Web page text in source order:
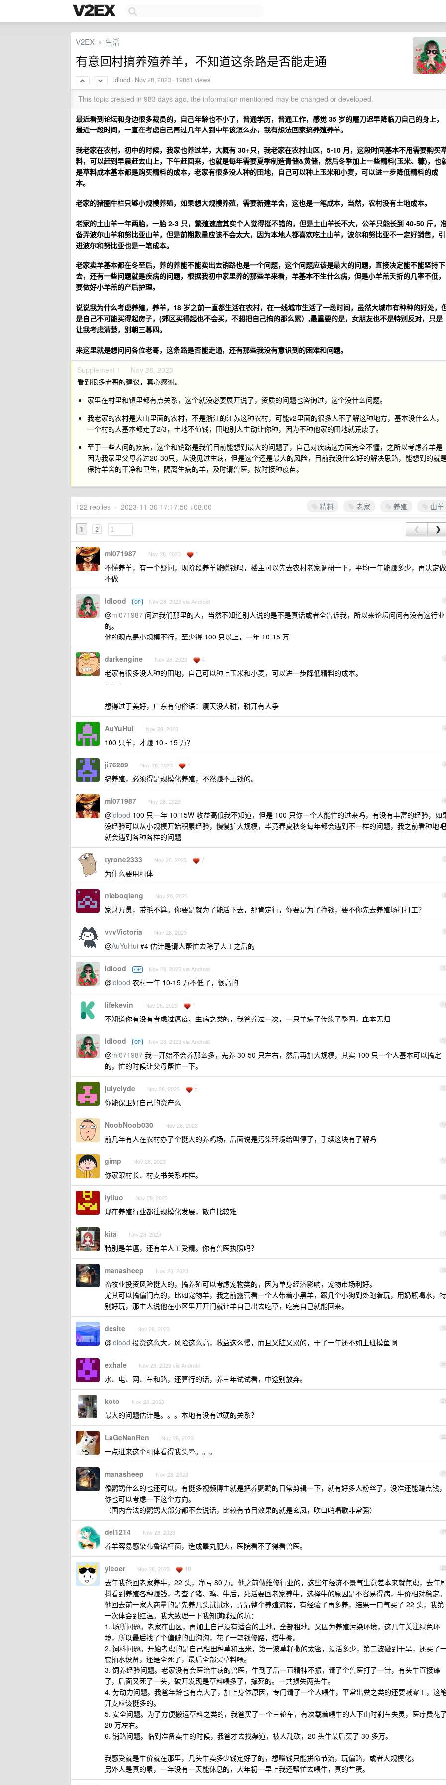
V2EX › 生活
有意回村搞养殖养羊，不知道这条路是否能走通
ldlood · Nov 28, 2023 · 19861 views
This topic created in 983 days ago, the information mentioned may be changed or developed.
最近看到论坛和身边很多裁员的，自己年龄也不小了，普通学历，普通工作，感觉 35 岁的屠刀迟早降临刀自己的身上，
最近一段时间，一直在考虑自己再过几年人到中年该怎么办，我有想法回家搞养殖养羊。
我老家在农村，初中的时候，我家也养过羊，大概有 30+只，我老家在农村山区，5-10 月，这段时间基本不用需要购买
料，可以赶到早晨赶去山上，下午赶回来，也就是每年需要夏季制造青储&黄储，然后冬季加上一些精料(玉米、糠)，也
是草料成本基本都是购买精料的成本，老家有很多没人种的田地，自己可以种上玉米和小麦，可以进一步降低精料的成
本。
老家的猪圈牛栏只够小规模养殖，如果想大规模养殖，需要新建羊舍，这也是一笔成本，当然，农村没有土地成本。
老家的土山羊一年两胎，一胎 2-3 只，繁殖速度其实个人觉得挺不错的，但是土山羊长不大，公羊只能长到 40-50 斤，
备弄波尔山羊和努比亚山羊，但是前期数量应该不会太大，因为本地人都喜欢吃土山羊，波尔和努比亚不一定好销售，引
进波尔和努比亚也是一笔成本。
老家卖羊基本都在冬至后，养的养能不能卖出去销路也是一个问题，这个问题应该是最大的问题，直接决定能不能坚持下
去，还有一些问题就是疾病的问题，根据我初中家里养的那些羊来看，羊基本不生什么病，但是小羊羔夭折的几率不低，
要做好小羊羔的产后护理。
说说我为什么考虑养殖，养羊，18 岁之前一直都生活在农村，在一线城市生活了一段时间，虽然大城市有种种的好处，
是自己不可能买得起房子，(郊区买得起也不会买，不想把自己搞的那么累）,最重要的是，女朋友也不是特别反对，只是
让我考虑清楚，别朝三暮四。
来这里就是想问问各位老哥，这条路是否能走通，还有那些我没有意识到的困难和问题。
Supplement 1 · Nov 28, 2023
看到很多老哥的建议，真心感谢。
家里在村里和镇里都有点关系，这个就没必要展开说了，资质的问题也咨询过，这个没什么问题。
我老家的农村是大山里面的农村，不是浙江的江苏这种农村，可能v2里面的很多人不了解这种地方，基本没什么人，
一个村的人基本都走了2/3，土地不值钱，田地别人主动让你种，因为不种他家的田地就荒废了。
至于一些人问的疾病，这个和销路是我们目前能想到最大的问题了，自己对疾病这方面完全不懂，之所以考虑养羊是
因为我家里父母养过20-30只，从没见过生病，但是这个还是最大的风险，目前我没什么好的解决思路，能想到的就
保持羊舍的干净和卫生，隔离生病的羊，及时请兽医，按时接种疫苗。
精料 老家 养殖 山羊
122 replies • 2023-11-30 17:17:50 +08:00
1 2 ❮ ❯
1
ml071987 Nov 28, 2023 1
不懂养羊，有一个疑问，现阶段养羊能赚钱吗，楼主可以先去农村老家调研一下，平均一年能赚多少，再决定做
不做
2
ldlood OP Nov 28, 2023 via Android
@ml071987 问过我们那里的人，当然不知道别人说的是不是真话或者全告诉我，所以来论坛问问有没有这行业
的。
他的观点是小规模不行，至少得 100 只以上，一年 10-15 万
3
darkengine Nov 28, 2023 4
老家有很多没人种的田地，自己可以种上玉米和小麦，可以进一步降低精料的成本。
-------
想得过于美好，广东有句俗语：瘦天没人耕，耕开有人争
4
AuYuHui Nov 28, 2023
100 只羊，才赚 10 - 15 万？
5
ji76289 Nov 28, 2023 1
搞养殖，必须得是规模化养殖，不然赚不上钱的。
6
ml071987 Nov 28, 2023
@ldlood 100 只一年 10-15W 收益高低我不知道，但是 100 只你一个人能忙的过来吗，有没有丰富的经验，如
没经验可以从小规模开始积累经验，慢慢扩大规模，毕竟春夏秋冬每年都会遇到不一样的问题，我之前看种地吧
就会遇到各种各样的问题
7
tyrone2333 Nov 28, 2023 7
为什么要用粗体
8
nieboqiang Nov 28, 2023
家财万贯，带毛不算。你要是就为了能活下去，那肯定行，你要是为了挣钱，要不你先去养殖场打打工？
9
vvvVictoria Nov 28, 2023
@AuYuHui #4 估计是请人帮忙去除了人工之后的
10
ldlood OP Nov 28, 2023 via Android
@ldlood 农村一年 10-15 万不低了，很高的
11
lifekevin Nov 28, 2023 1
不知道你有没有考虑过瘟疫、生病之类的，我爸养过一次，一只羊病了传染了整圈，血本无归
12
ldlood OP Nov 28, 2023 via Android
@ml071987 我一开始不会养那么多，先养 30-50 只左右，然后再加大规模，其实 100 只一个人基本可以搞定
的，忙的时候让父母帮忙一下。
13
julyclyde Nov 28, 2023 5
你能保卫好自己的资产么
14
NoobNoob030 Nov 28, 2023
前几年有人在农村办了个挺大的养鸡场，后面说是污染环境给叫停了，手续这块有了解吗
15
gimp Nov 28, 2023
你家跟村长、村支书关系咋样。
16
iyiluo Nov 28, 2023
现在养殖行业都往规模化发展，散户比较难
17
kita Nov 28, 2023
特别是羊瘟，还有羊人工受精。你有兽医执照吗？
18
manasheep Nov 28, 2023
畜牧业投资风险挺大的，搞养殖可以考虑宠物类的，因为单身经济影响，宠物市场利好。
尤其可以搞偏门点的，比如宠物羊，我之前露营看一个人带着小黑羊，跟几个小狗到处跑着玩，用奶瓶喝水，特
别好玩，那主人说他在小区里开开门就让羊自己出去吃草，吃完自己就能回来。
19
dcsite Nov 28, 2023
@ldlood 投资这么大，风险这么高，收益这么慢，而且又脏又累的，干了一年还不如上班摸鱼啊
20
exhale Nov 28, 2023 via Android
水、电、网、车和路，还算行的话，养三年试试看，中途别放弃。
21
koto Nov 28, 2023
最大的问题估计是。。。本地有没有过硬的关系？
22
LaGeNanRen Nov 28, 2023
一点进来这个粗体看得我头晕。。。
23
manasheep Nov 28, 2023
像鹦鹉什么的也还可以，有挺多视频博主就是把养鹦鹉的日常剪辑一下，就有好多人粉丝了，没准还能赚点钱，
你也可以考虑一下这个方向。
（国内合法的鹦鹉大部分都不会说话，比较有节目效果的就是玄凤，吹口哨唱歌非常强）
24
del1214 Nov 28, 2023
养羊容易感染布鲁诺杆菌，造成睾丸肥大，医院看不了得看兽医。
25
yleoer Nov 28, 2023 40
去年我爸回老家养牛，22 头，净亏 80 万。他之前做维修行业的，这些年经济不景气生意差本来就焦虑，去年刷
抖看到养殖各种赚钱，考查了猪、鸡、牛后，死活要回老家养牛，选择牛的原因是不容易得病，牛价相对稳定。
他回去前一家人商量的是先养几头试试水，弄清整个养殖流程，有经验了再多养，结果一口气买了 22 头，我第
一次体会到红温。我大致理一下我知道踩过的坑：
1. 场所问题。老家在山区，再加上自己没有适合的土地，全部租地。又因为养殖污染环境，这几年关注绿色环
境，所以最后找了个偏僻的山沟沟，花了一笔钱修路，搭牛棚。
2. 饲料问题。开始考虑的是自己租田种草和玉米，第一波草籽撒的太密，没活多少，第二波碰到干旱，还买了
套抽水设备，还是全死了，最后全部买草料喂。
3. 饲养经验问题。老家没有会医治牛病的兽医，牛到了后一直精神不振，请了个兽医打了一针，有头牛直接瘫
了，后面又死了一头，破开发现是草料喂多了，撑死的。一共损失两头牛。
4. 劳动力问题。我爸年龄也有点大了，加上身体原因，专门请了一个人喂牛，平常出粪之类的还要喊零工，这
开支应该挺多的。
5. 安全问题。为了方便搬运草料之类的，我爸买了一个三轮车，有次载着喂牛的人下山时刹车失灵，医疗费花了
20 万左右。
6. 销路问题。临到准备卖牛的时候，我爸才去找渠道，被人乱砍，20 头牛最后买了 30 多万。
我感受就是牛价就在那里，几头牛卖多少钱定好了的，想赚钱只能拼命节流，玩偏路，或者大规模化。
另外人是真的累，一年没有一天能休息的，大年初一早上我还帮忙去喂牛，真的艹蛋。